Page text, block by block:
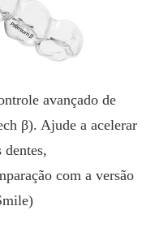
avançado de
β). Ajude a acelerar
com a versão